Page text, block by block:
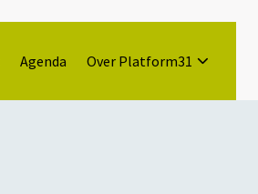
Agenda Over Platform31